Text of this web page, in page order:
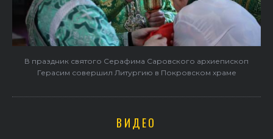
В праздник святого Серафима Саровского архиепископ
Герасим совершил Литургию в Покровском храме
ВИДЕО